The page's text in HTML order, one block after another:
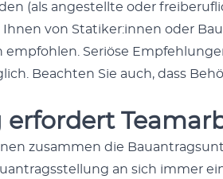
(als angestellte oder
von Statiker:innen oder
emp­fohlen. Ser­iöse
Beacht­en Sie auch, dass
erfordert
zusam­men die
an sich immer